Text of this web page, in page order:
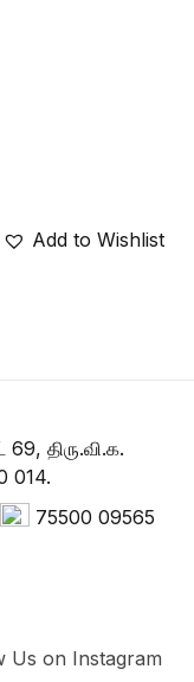
Add to Wishlist
69, திரு.வி.க.
014.
75500 09565